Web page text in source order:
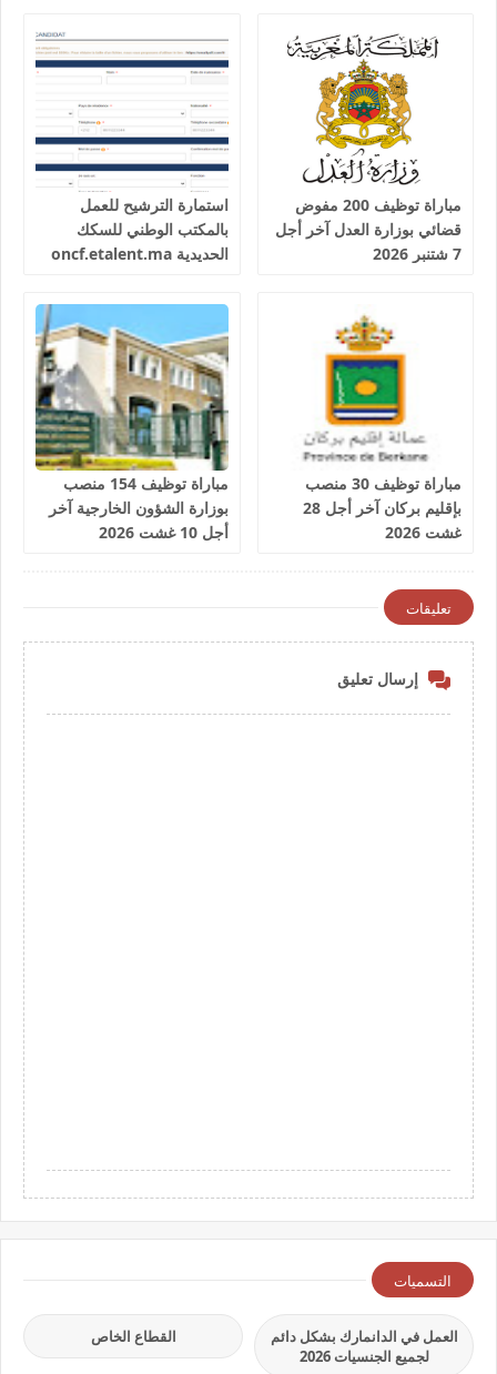
مباراة توظيف 200 مفوض
قضائي بوزارة العدل آخر أجل
7 شتنبر 2026
استمارة الترشيح للعمل
بالمكتب الوطني للسكك
الحديدية oncf.etalent.ma
مباراة توظيف 30 منصب
بإقليم بركان آخر أجل 28
غشت 2026
مباراة توظيف 154 منصب
بوزارة الشؤون الخارجية آخر
أجل 10 غشت 2026
تعليقات
إرسال تعليق
التسميات
العمل في الدانمارك بشكل دائم
لجميع الجنسيات 2026
القطاع الخاص